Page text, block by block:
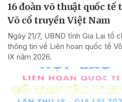
16 đoàn võ thuật quốc
Võ cổ truyền Việt Nam
Ngày 21/7, UBND tỉnh Gia Lai tổ
thông tin về Liên hoan quốc tế
IX năm 2026.